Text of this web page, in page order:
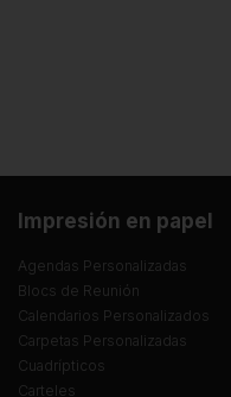
Impresión en papel
Agendas Personalizadas
Blocs de Reunión
Calendarios Personalizados
Carpetas Personalizadas
Cuadrípticos
Carteles